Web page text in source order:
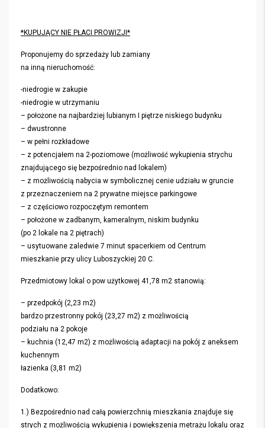
*KUPUJĄCY NIE PŁACI PROWIZJI*
Proponujemy do sprzedaży lub zamiany
na inną nieruchomość:
-niedrogie w zakupie
-niedrogie w utrzymaniu
– położone na najbardziej lubianym I piętrze niskiego budynku
– dwustronne
– w pełni rozkładowe
– z potencjałem na 2-poziomowe (możliwość wykupienia strychu
znajdującego się bezpośrednio nad lokalem)
– z możliwością nabycia w symbolicznej cenie udziału w gruncie
z przeznaczeniem na 2 prywatne miejsce parkingowe
– z częściowo rozpoczętym remontem
– położone w zadbanym, kameralnym, niskim budynku
(po 2 lokale na 2 piętrach)
– usytuowane zaledwie 7 minut spacerkiem od Centrum
mieszkanie przy ulicy Luboszyckiej 20 C.
Przedmiotowy lokal o pow użytkowej 41,78 m2 stanowią:
– przedpokój (2,23 m2)
bardzo przestronny pokój (23,27 m2) z możliwością
podziału na 2 pokoje
– kuchnia (12,47 m2) z możliwością adaptacji na pokój z aneksem
kuchennym
łazienka (3,81 m2)
Dodatkowo:
1.) Bezpośrednio nad całą powierzchnią mieszkania znajduje się
strych z możliwością wykupienia i powiększenia metrażu lokalu oraz